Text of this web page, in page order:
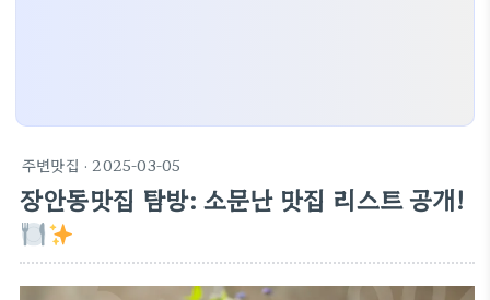
주변맛집 · 2025-03-05
장안동맛집 탐방: 소문난 맛집 리스트 공개!